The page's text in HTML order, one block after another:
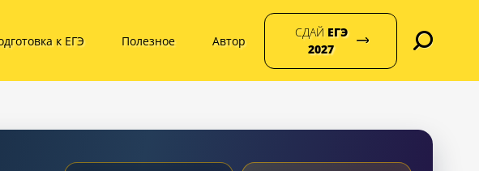
к ЕГЭ Полезное Автор
СДАЙ ЕГЭ
2027